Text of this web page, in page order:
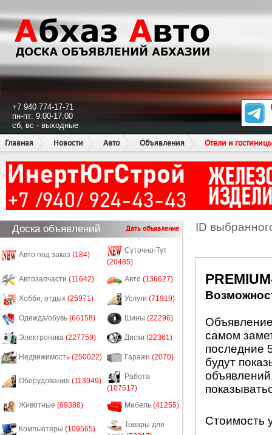
+7 940 774-17-71
пн-пт: 9:00-17:00
сб, вс - выходные
Главная
Новости Авто Объявления Отели и
Доска объявлений Дать объявление
Авто под заказ (184)
Суточно-Тут
(20485)
Автозапчасти (11642) Авто (136627)
Хобби, отдых (25971) Услуги (71919)
Одежда/обувь (66158) Шины (22296)
Электроника (227759) Диски (22361)
Недвижимость (250022) Гаражи (2070)
Оборудование (113949)
Работа
(107517)
Животные (69388) Мебель (41255)
Компьютеры (109565)
Товары для
ID
самом
последние
будут
Стоимость